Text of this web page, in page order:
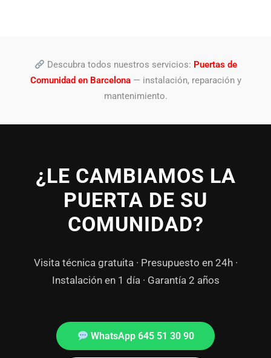
Descubra todos nuestros servicios: Puertas de
Comunidad en Barcelona— instalación, reparación y
mantenimiento.
¿LE CAMBIAMOS LA
PUERTA DE SU
COMUNIDAD?
Visita técnica gratuita · Presupuesto en 24h ·
Instalación en 1 día · Garantía 2 años
WhatsApp 645 51 30 90